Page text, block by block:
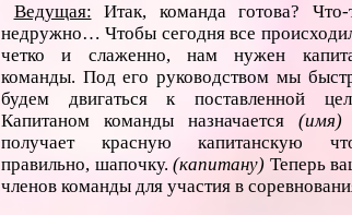
Ведущая: Итак, команда готова? Что-
недружно… Чтобы сегодня все
четко и слаженно, нам нужен
команды. Под его руководством мы
будем двигаться к поставленной
Капитаном команды назначается (имя)
получает красную капитанскую
правильно, шапочку.(капитану) Теперь
членов команды для участия в